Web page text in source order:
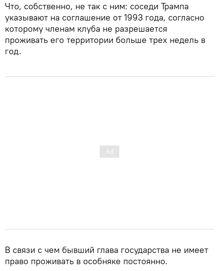
Что, собственно, не так с ним: соседи Трампа
указывают на соглашение от 1993 года, согласно
которому членам клуба не разрешается
проживать его территории больше трех недель в
год.
В связи с чем бывший глава государства не имеет
право проживать в особняке постоянно.